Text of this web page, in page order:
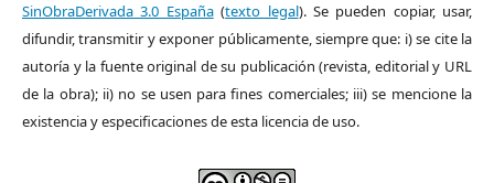
SinObraDerivada 3.0 España(texto legal). Se pueden copiar, usar,
difundir, transmitir y exponer públicamente, siempre que: i) se cite la
autoría y la fuente original de su publicación (revista, editorial y URL
de la obra); ii) no se usen para fines comerciales; iii) se mencione la
existencia y especificaciones de esta licencia de uso.